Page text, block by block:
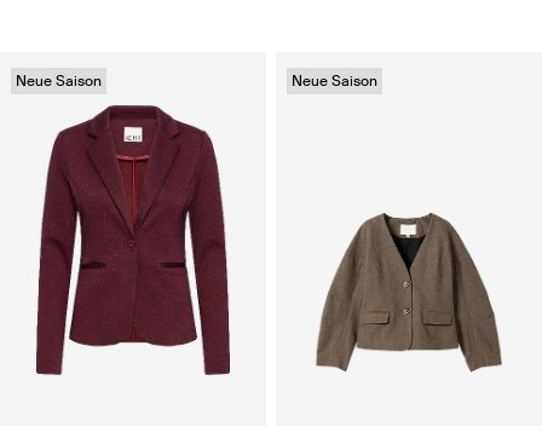
Neue Saison Neue Saison